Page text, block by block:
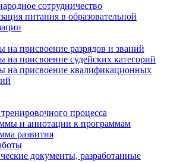
сотрудничество
питания в образовательной
на присвоение разрядов и званий
на присвоение судейских категорий
на присвоение квалификационных
процесса
и аннотации к программам
развития
документы, разработанные